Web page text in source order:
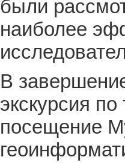
были
наиболее
В
экскурсия
посещение